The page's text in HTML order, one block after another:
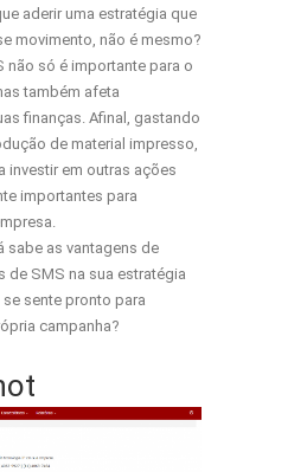
aderir uma estratégia que
movimento, não é mesmo?
não só é importante para o
também afeta
finanças. Afinal, gastando
de material impresso,
investir em outras ações
importantes para
sabe as vantagens de
de SMS na sua estratégia
sente pronto para
campanha?